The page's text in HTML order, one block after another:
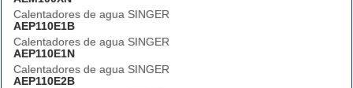
Calentadores de agua SINGER
AEP110E1B
Calentadores de agua SINGER
AEP110E1N
Calentadores de agua SINGER
AEP110E2B